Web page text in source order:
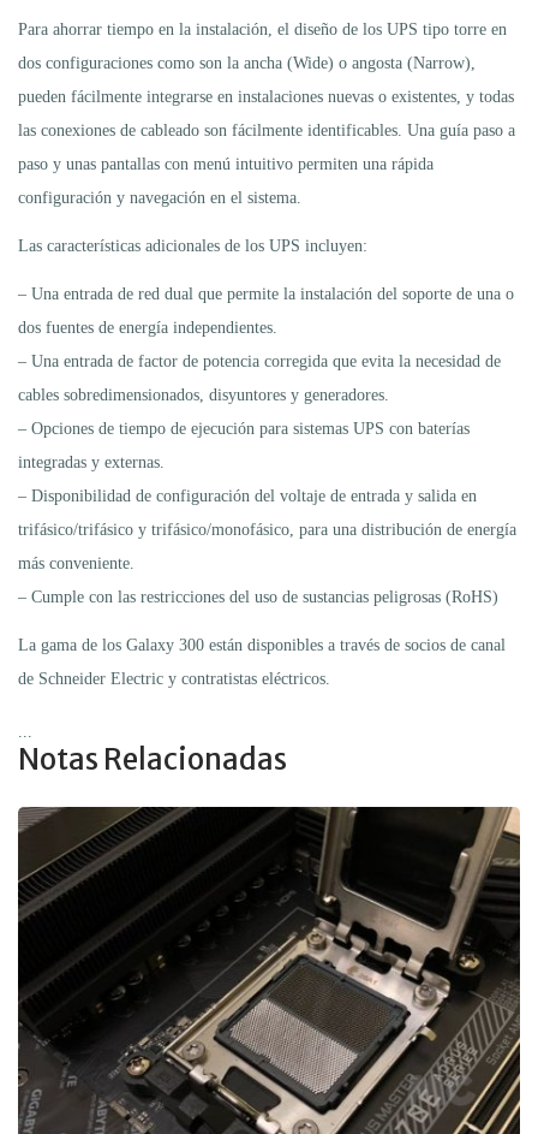
Para ahorrar tiempo en la instalación, el diseño de los UPS tipo torre en
dos configuraciones como son la ancha (Wide) o angosta (Narrow),
pueden fácilmente integrarse en instalaciones nuevas o existentes, y todas
las conexiones de cableado son fácilmente identificables. Una guía paso a
paso y unas pantallas con menú intuitivo permiten una rápida
configuración y navegación en el sistema.
Las características adicionales de los UPS incluyen:
– Una entrada de red dual que permite la instalación del soporte de una o
dos fuentes de energía independientes.
– Una entrada de factor de potencia corregida que evita la necesidad de
cables sobredimensionados, disyuntores y generadores.
– Opciones de tiempo de ejecución para sistemas UPS con baterías
integradas y externas.
– Disponibilidad de configuración del voltaje de entrada y salida en
trifásico/trifásico y trifásico/monofásico, para una distribución de energía
más conveniente.
– Cumple con las restricciones del uso de sustancias peligrosas (RoHS)
La gama de los Galaxy 300 están disponibles a través de socios de canal
de Schneider Electric y contratistas eléctricos.
Notas Relacionadas